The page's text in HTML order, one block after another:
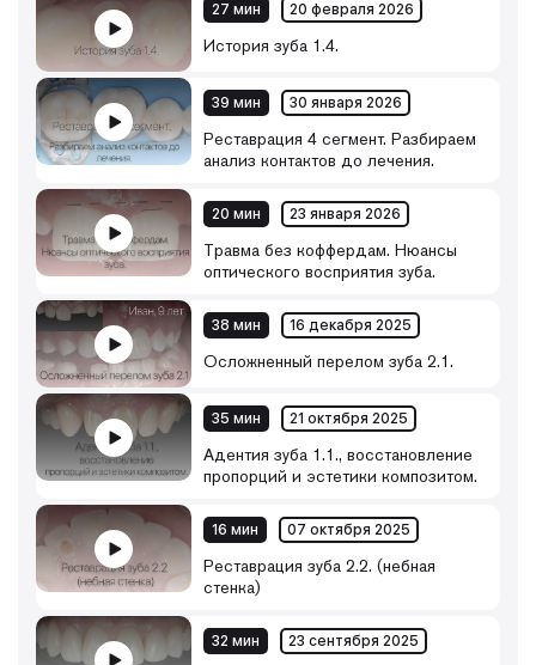
отделе (работа с 3, 4 классами, закрытие диастемы,
коррекция режущего края и т.д.)
27 мин 20 февраля 2026
История зуба 1.4.
39 мин 30 января 2026
Реставрация 4 сегмент. Разбираем
анализ контактов до лечения.
20 мин 23 января 2026
Травма без коффердам. Нюансы
оптического восприятия зуба.
38 мин 16 декабря 2025
Осложненный перелом зуба 2.1.
35 мин 21 октября 2025
Адентия зуба 1.1., восстановление
пропорций и эстетики композитом.
16 мин 07 октября 2025
Реставрация зуба 2.2. (небная
стенка)
32 мин 23 сентября 2025